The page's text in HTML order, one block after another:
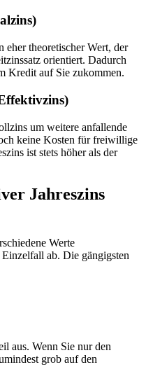
eher theoretischer Wert, der
orientiert. Dadurch
Kredit auf Sie zukommen.
um weitere anfallende
keine Kosten für freiwillige
ist stets höher als der
Jahreszins
Werte
ab. Die gängigsten
aus. Wenn Sie nur den
grob auf den